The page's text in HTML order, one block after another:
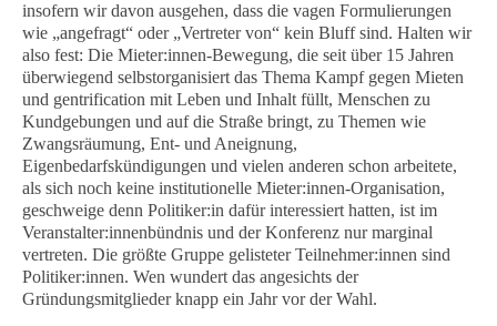
insofern wir davon ausgehen, dass die vagen Formulierungen
wie „angefragt“ oder „Vertreter von“ kein Bluff sind. Halten wir
also fest: Die Mieter:innen-Bewegung, die seit über 15 Jahren
überwiegend selbstorganisiert das Thema Kampf gegen Mieten
und gentrification mit Leben und Inhalt füllt, Menschen zu
Kundgebungen und auf die Straße bringt, zu Themen wie
Zwangsräumung, Ent- und Aneignung,
Eigenbedarfskündigungen und vielen anderen schon arbeitete,
als sich noch keine institutionelle Mieter:innen-Organisation,
geschweige denn Politiker:in dafür interessiert hatten, ist im
Veranstalter:innenbündnis und der Konferenz nur marginal
vertreten. Die größte Gruppe gelisteter Teilnehmer:innen sind
Politiker:innen. Wen wundert das angesichts der
Gründungsmitglieder knapp ein Jahr vor der Wahl.